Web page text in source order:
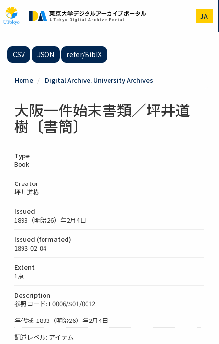
to
main
JA
CSV JSON refer/BibIX
Home Digital Archive. University Archives
大阪一件始末書類／坪井道
樹〔書簡〕
Type
Book
Creator
坪井道樹
Issued
1893（明治26）年2月4日
Issued (formated)
1893-02-04
Extent
1点
Description
参照コード: F0006/S01/0012
年代域: 1893（明治26）年2月4日
記述レベル: アイテム